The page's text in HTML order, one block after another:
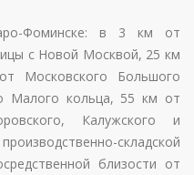
Фоминске: в 3 км от
с Новой Москвой, 25 км
Московского Большого
Малого кольца, 55 км от
Калужского и
складской
близости от